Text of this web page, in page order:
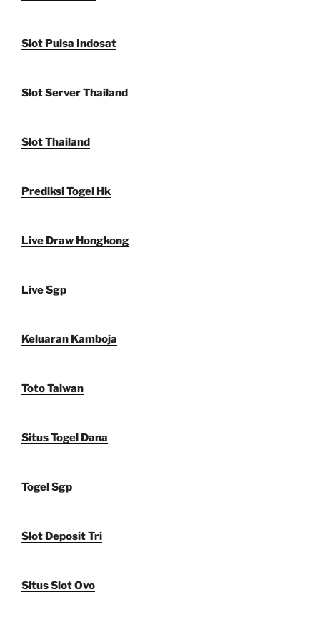
Slot Pulsa Indosat
Slot Server Thailand
Slot Thailand
Prediksi Togel Hk
Live Draw Hongkong
Live Sgp
Keluaran Kamboja
Toto Taiwan
Situs Togel Dana
Togel Sgp
Slot Deposit Tri
Situs Slot Ovo